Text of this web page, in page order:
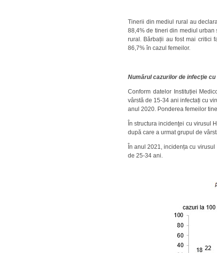
Tinerii din mediul rural au
88,4% de tineri din mediul
rural. Bărbații au fost mai critici
86,7% în cazul femeilor.
Numărul cazurilor de infecţie
Conform datelor Instituției
vârstă de 15-34 ani infectați cu
anul 2020. Ponderea femeilor
În structura incidenţei cu virusul
după care a urmat grupul de
În anul 2021, incidența cu
de 25-34 ani.